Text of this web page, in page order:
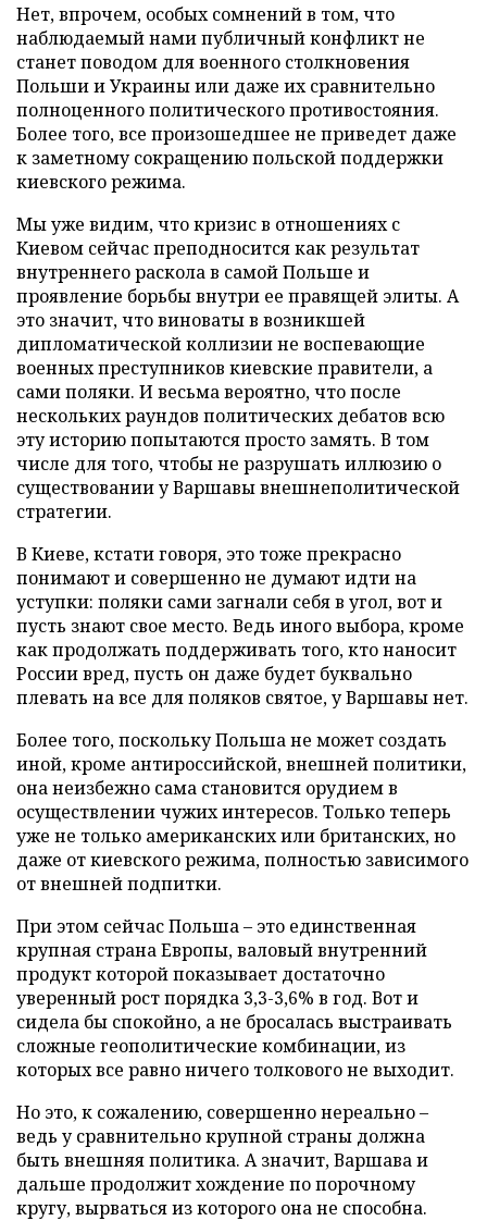
Нет, впрочем, особых сомнений в том, что
наблюдаемый нами публичный конфликт не
станет поводом для военного столкновения
Польши и Украины или даже их сравнительно
полноценного политического противостояния.
Более того, все произошедшее не приведет даже
к заметному сокращению польской поддержки
киевского режима.
Мы уже видим, что кризис в отношениях с
Киевом сейчас преподносится как результат
внутреннего раскола в самой Польше и
проявление борьбы внутри ее правящей элиты. А
это значит, что виноваты в возникшей
дипломатической коллизии не воспевающие
военных преступников киевские правители, а
сами поляки. И весьма вероятно, что после
нескольких раундов политических дебатов всю
эту историю попытаются просто замять. В том
числе для того, чтобы не разрушать иллюзию о
существовании у Варшавы внешнеполитической
стратегии.
В Киеве, кстати говоря, это тоже прекрасно
понимают и совершенно не думают идти на
уступки: поляки сами загнали себя в угол, вот и
пусть знают свое место. Ведь иного выбора, кроме
как продолжать поддерживать того, кто наносит
России вред, пусть он даже будет буквально
плевать на все для поляков святое, у Варшавы нет.
Более того, поскольку Польша не может создать
иной, кроме антироссийской, внешней политики,
она неизбежно сама становится орудием в
осуществлении чужих интересов. Только теперь
уже не только американских или британских, но
даже от киевского режима, полностью зависимого
от внешней подпитки.
При этом сейчас Польша – это единственная
крупная страна Европы, валовый внутренний
продукт которой показывает достаточно
уверенный рост порядка 3,3-3,6% в год. Вот и
сидела бы спокойно, а не бросалась выстраивать
сложные геополитические комбинации, из
которых все равно ничего толкового не выходит.
Но это, к сожалению, совершенно нереально –
ведь у сравнительно крупной страны должна
быть внешняя политика. А значит, Варшава и
дальше продолжит хождение по порочному
кругу, вырваться из которого она не способна.